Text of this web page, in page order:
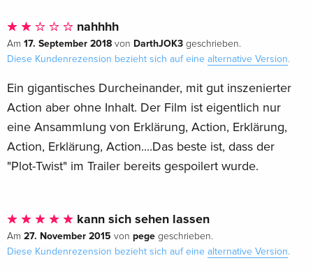
nahhhh
Am 17. September 2018 von DarthJOK3 geschrieben.
Diese Kundenrezension bezieht sich auf eine alternative Version.
Ein gigantisches Durcheinander, mit gut inszenierter
Action aber ohne Inhalt. Der Film ist eigentlich nur
eine Ansammlung von Erklärung, Action, Erklärung,
Action, Erklärung, Action....Das beste ist, dass der
"Plot-Twist" im Trailer bereits gespoilert wurde.
kann sich sehen lassen
Am 27. November 2015 von pege geschrieben.
Diese Kundenrezension bezieht sich auf eine alternative Version.